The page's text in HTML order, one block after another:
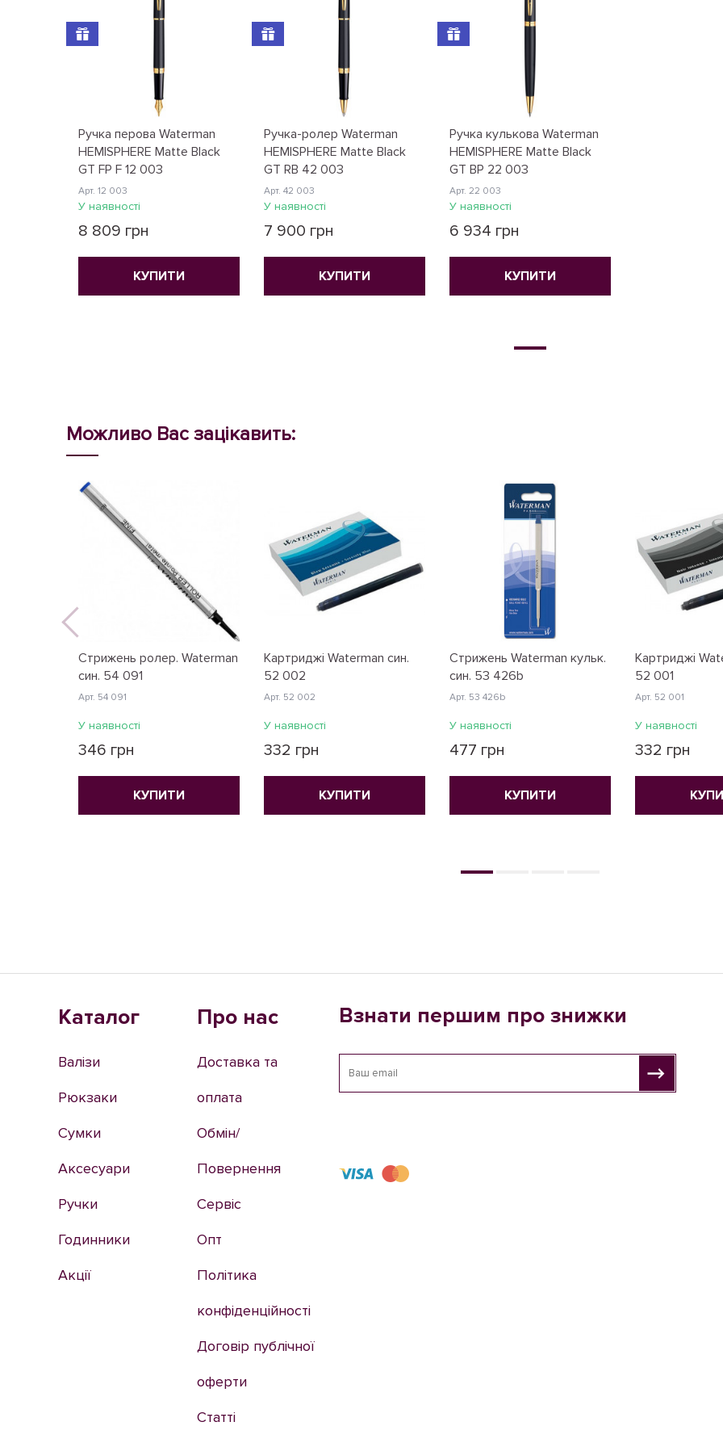
Ручка перова Waterman
HEMISPHERE Matte Black
GT FP F 12 003
Арт. 12 003
У наявності
8 809 грн
КУПИТИ
Ручка-ролер Waterman
HEMISPHERE Mаtte Black
GT RB 42 003
Арт. 42 003
У наявності
7 900 грн
КУПИТИ
Ручка кулькова Waterman
HEMISPHERE Mаtte Black
GT BP 22 003
Арт. 22 003
У наявності
6 934 грн
КУПИТИ
Можливо Вас зацікавить:
Стрижень ролер. Waterman
син. 54 091
Арт. 54 091
У наявності
346 грн
КУПИТИ
Картриджі Waterman син.
52 002
Арт. 52 002
У наявності
332 грн
КУПИТИ
Стрижень Waterman кульк.
син. 53 426b
Арт. 53 426b
У наявності
477 грн
КУПИТИ
Картриджі
52 001
Арт. 52 001
У наявності
332 грн
Каталог
Валізи
Рюкзаки
Сумки
Аксесуари
Ручки
Годинники
Акції
Про нас
Доставка та
оплата
Обмін/
Повернення
Сервіс
Опт
Політика
конфіденційності
Договір публічної
оферти
Статті
Взнати першим про знижки